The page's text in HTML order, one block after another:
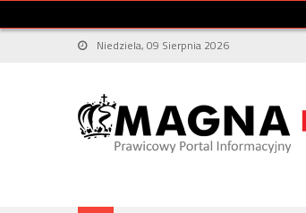
Niedziela, 09 Sierpnia 2026